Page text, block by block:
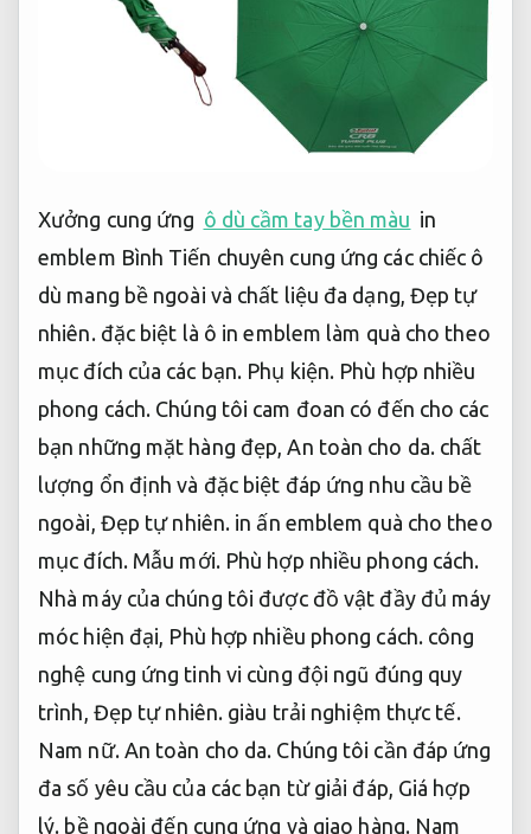
Xưởng cung ứng ô dù cầm tay bền màu in
emblem Bình Tiến chuyên cung ứng các chiếc ô
dù mang bề ngoài và chất liệu đa dạng, Đẹp tự
nhiên. đặc biệt là ô in emblem làm quà cho theo
mục đích của các bạn. Phụ kiện. Phù hợp nhiều
phong cách. Chúng tôi cam đoan có đến cho các
bạn những mặt hàng đẹp, An toàn cho da. chất
lượng ổn định và đặc biệt đáp ứng nhu cầu bề
ngoài, Đẹp tự nhiên. in ấn emblem quà cho theo
mục đích. Mẫu mới. Phù hợp nhiều phong cách.
Nhà máy của chúng tôi được đồ vật đầy đủ máy
móc hiện đại, Phù hợp nhiều phong cách. công
nghệ cung ứng tinh vi cùng đội ngũ đúng quy
trình, Đẹp tự nhiên. giàu trải nghiệm thực tế.
Nam nữ. An toàn cho da. Chúng tôi cần đáp ứng
đa số yêu cầu của các bạn từ giải đáp, Giá hợp
lý. bề ngoài đến cung ứng và giao hàng. Nam